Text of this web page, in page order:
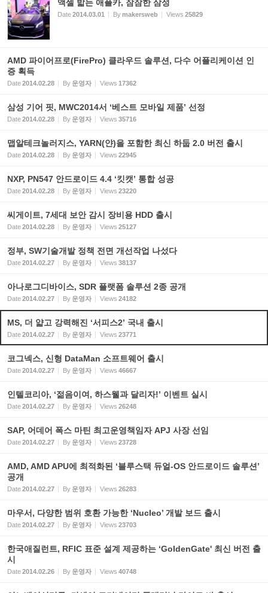
액셀 밟는 애플카, 잠잠한 삼성
Date2014.03.01 Bymakersweb Views 25829
AMD 파이어프로(FirePro) 클라우드 솔루션, 다수 어플리케이션 인
증 획득
Date2014.02.28 By 운영자 Views 17362
삼성 기어 핏, MWC2014서 ‘베스트 모바일 제품’ 선정
Date2014.02.28 By 운영자 Views 35716
맵알테크놀러지스, YARN(얀)을 포함한 최신 하둡 2.0 버전 출시
Date2014.02.28 By 운영자 Views 22945
NXP, PN547 안드로이드 4.4 ‘킷캣’ 통합 성공
Date2014.02.28 By 운영자 Views 23220
씨게이트, 7세대 보안 감시 장비용 HDD 출시
Date2014.02.28 By 운영자 Views 25127
정부, SW기술개발 정책 전면 개선작업 나섰다
Date2014.02.27 By 운영자 Views 38137
아나로그디바이스, SDR 플랫폼 솔루션 2종 공개
Date2014.02.27 By 운영자 Views 24182
MS, 더 얇고 강력해진 ‘서피스2’ 국내 출시
Date2014.02.27 By 운영자 Views 23771
코그넥스, 신형 DataMan 소프트웨어 출시
Date2014.02.27 By 운영자 Views 46667
인텔코리아, ‘젊음이여, 하스웰과 달리자!’ 이벤트 실시
Date2014.02.27 By 운영자 Views 26248
SAP, 어데어 폭스 마틴 최고운영책임자 APJ 사장 선임
Date2014.02.27 By 운영자 Views 23728
AMD, AMD APU에 최적화된 ‘블루스택 듀얼-OS 안드로이드 솔루션’
공개
Date2014.02.27 By 운영자 Views 26283
마우서, 다양한 범위 호환 가능한 ‘Nucleo’ 개발 보드 출시
Date2014.02.27 By 운영자 Views 23703
한국애질런트, RFIC 표준 설계 제공하는 ‘GoldenGate' 최신 버전 출
시
Date2014.02.26 By 운영자 Views 40748